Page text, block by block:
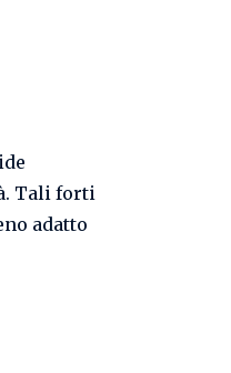
Tali forti
adatto